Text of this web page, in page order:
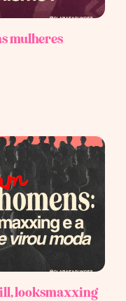
mulheres
looksmaxxing